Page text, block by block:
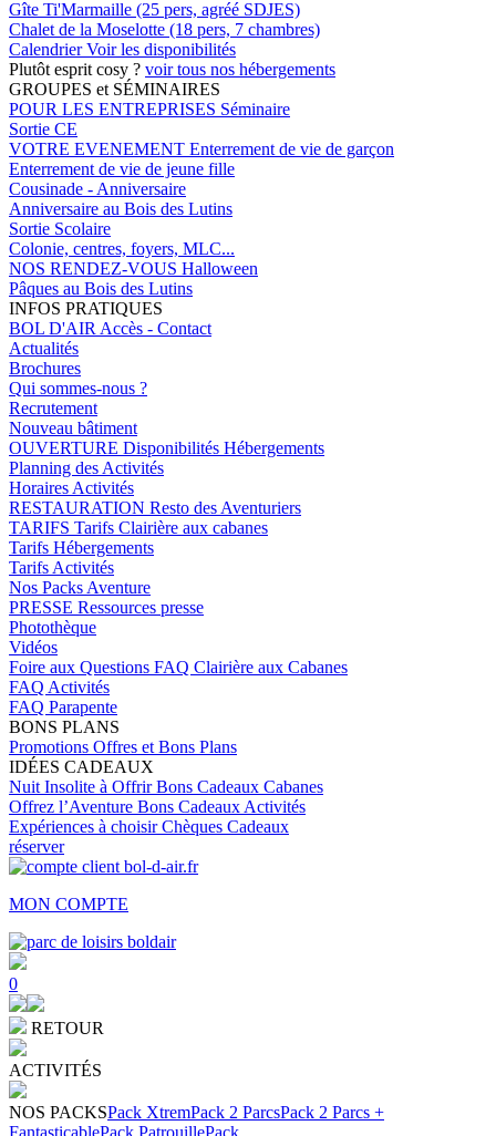
Gîte Ti'Marmaille (25 pers, agréé SDJES)
Chalet de la Moselotte (18 pers, 7 chambres)
CalendrierVoir les disponibilités
Plutôt esprit cosy ? voir tous nos hébergements
GROUPES et SÉMINAIRES
POUR LES ENTREPRISES Séminaire
Sortie CE
VOTRE EVENEMENT Enterrement de vie de garçon
Enterrement de vie de jeune fille
Cousinade - Anniversaire
Anniversaire au Bois des Lutins
Sortie Scolaire
Colonie, centres, foyers, MLC...
NOS RENDEZ-VOUS Halloween
Pâques au Bois des Lutins
INFOS PRATIQUES
BOL D'AIR Accès - Contact
Actualités
Brochures
Qui sommes-nous ?
Recrutement
Nouveau bâtiment
OUVERTURE Disponibilités Hébergements
Planning des Activités
Horaires Activités
RESTAURATION Resto des Aventuriers
TARIFS Tarifs Clairière aux cabanes
Tarifs Hébergements
Tarifs Activités
Nos Packs Aventure
PRESSE Ressources presse
Photothèque
Vidéos
Foire aux Questions FAQ Clairière aux Cabanes
FAQ Activités
FAQ Parapente
BONS PLANS
Promotions Offres et Bons Plans
IDÉES CADEAUX
Nuit Insolite à OffrirBons Cadeaux Cabanes
Offrez l’Aventure Bons Cadeaux Activités
Expériences à choisirChèques Cadeaux
réserver
MON COMPTE
0
RETOUR
ACTIVITÉS
NOS PACKSPack XtremPack 2 ParcsPack 2 Parcs +
FantasticablePack PatrouillePack